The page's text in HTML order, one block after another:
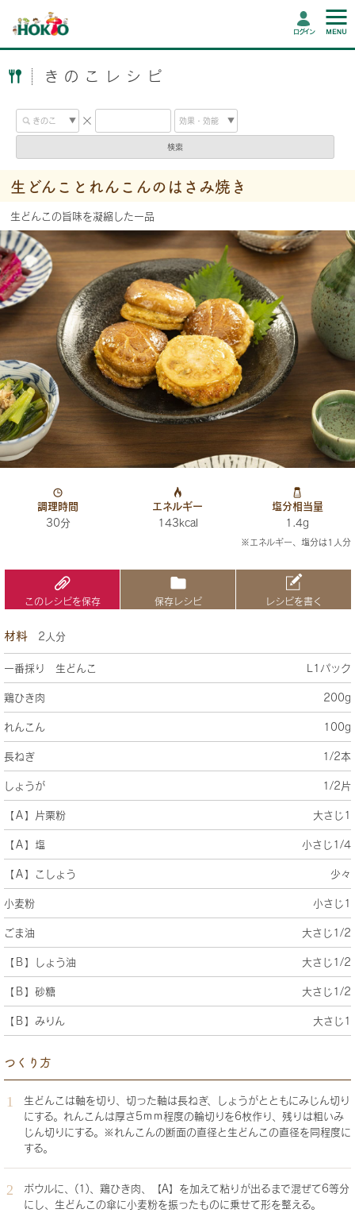
ログイン
きのこレシピ
検索
生どんことれんこんのはさみ焼き
生どんこの旨味を凝縮した一品
調理時間
30分
エネルギー
143kcal
塩分相当量
1.4g
※エネルギー、塩分は1人分
このレシピを保存 保存レシピ レシピを書く
材料 2人分
一番採り 生どんこ L1パック
鶏ひき肉 200g
れんこん 100g
長ねぎ 1/2本
しょうが 1/2片
【Ａ】片栗粉 大さじ1
【Ａ】塩 小さじ1/4
【Ａ】こしょう 少々
小麦粉 小さじ1
ごま油 大さじ1/2
【Ｂ】しょう油 大さじ1/2
【Ｂ】砂糖 大さじ1/2
【Ｂ】みりん 大さじ1
つくり方
生どんこは軸を切り、切った軸は長ねぎ、しょうがとともにみじん切り
にする。れんこんは厚さ5ｍｍ程度の輪切りを6枚作り、残りは粗いみ
じん切りにする。※れんこんの断面の直径と生どんこの直径を同程度に
する。
ボウルに、(1)、鶏ひき肉、【A】を加えて粘りが出るまで混ぜて6等分
にし、生どんこの傘に小麦粉を振ったものに乗せて形を整える。